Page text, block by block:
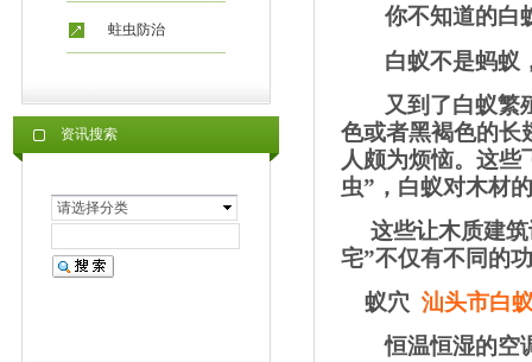
蛀虫防治
资讯搜索
请选择分类
你不知道的
白蚁不是蚂蚁
又到了白蚁繁
色或者黑褐色的长
人颇为烦恼。这些
虫”，白蚁对木材
这些让木质建
宅”不仅有不同的
蚁穴 汕头市白
恒温恒湿的